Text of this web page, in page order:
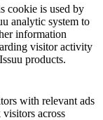
cookie is used by
analytic system to
information
visitor activity
products.
with relevant ads
across